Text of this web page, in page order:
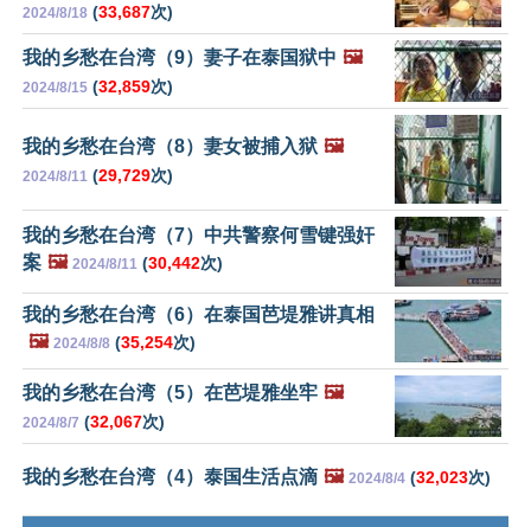
2024/8/18 (33,687次)
我的乡愁在台湾（9）妻子在泰国狱中 🖼️
2024/8/15 (32,859次)
我的乡愁在台湾（8）妻女被捕入狱 🖼️
2024/8/11 (29,729次)
我的乡愁在台湾（7）中共警察何雪键强奸
案 🖼️ 2024/8/11 (30,442次)
我的乡愁在台湾（6）在泰国芭堤雅讲真相
🖼️ 2024/8/8 (35,254次)
我的乡愁在台湾（5）在芭堤雅坐牢 🖼️
2024/8/7 (32,067次)
我的乡愁在台湾（4）泰国生活点滴 🖼️ 2024/8/4 (32,023次)